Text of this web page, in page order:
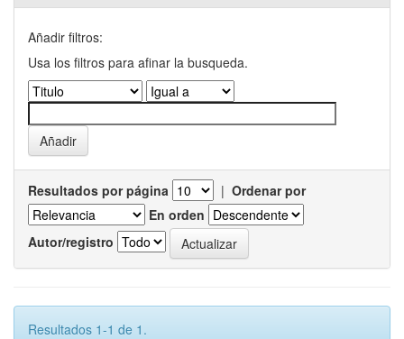
Añadir filtros:
Usa los filtros para afinar la busqueda.
Resultados por página | Ordenar por
En orden
Autor/registro
Resultados 1-1 de 1.